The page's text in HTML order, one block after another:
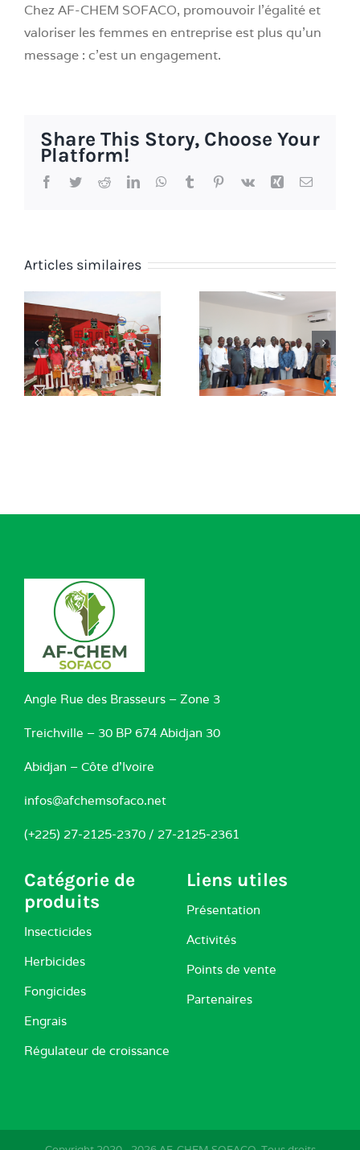
Chez AF-CHEM SOFACO, promouvoir l’égalité et
valoriser les femmes en entreprise est plus qu’un
message : c’est un engagement.
Share This Story, Choose Your
Platform!
Facebook
TwitterRedditLinkedInWhatsApp
Tumblr Pinterest
Vk Xing Email
Articles similaires
Novembre
bleu chez
AF-CHEM
SOFACO
Octobre
Rose chez
AF-CHEM
SOFACO
Angle Rue des Brasseurs – Zone 3
Treichville – 30 BP 674 Abidjan 30
Abidjan – Côte d’Ivoire
infos@afchemsofaco.net
(+225) 27-2125-2370 / 27-2125-2361
Catégorie de
produits
Insecticides
Herbicides
Fongicides
Engrais
Régulateur de croissance
Liens utiles
Présentation
Activités
Points de vente
Partenaires